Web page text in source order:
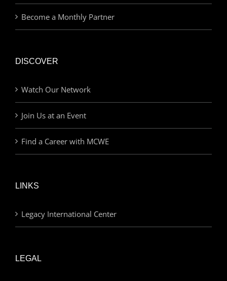
Become a Monthly Partner
DISCOVER
Watch Our Network
Join Us at an Event
Find a Career with MCWE
LINKS
Legacy International Center
LEGAL